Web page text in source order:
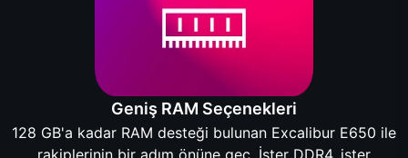
Geniş RAM Seçenekleri
128 GB'a kadar RAM desteği bulunan Excalibur E650 ile
rakiplerinin bir adım önüne geç. İster DDR4, ister